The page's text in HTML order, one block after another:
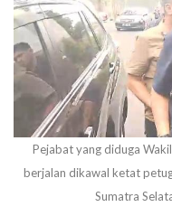
Pejabat yang diduga
berjalan dikawal ketat
Sumatra